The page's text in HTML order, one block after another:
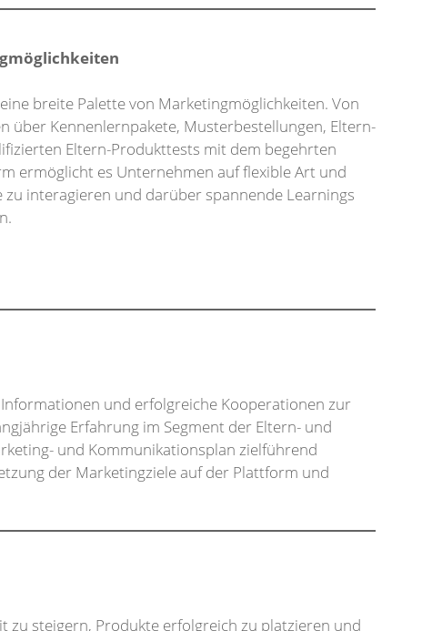
breite Palette von Marketingmöglichkeiten. Von
über Kennenlernpakete, Musterbestellungen, Eltern-
Eltern-Produkttests mit dem begehrten
ermöglicht es Unternehmen auf flexible Art und
interagieren und darüber spannende Learnings
und erfolgreiche Kooperationen zur
Erfahrung im Segment der Eltern- und
und Kommunikationsplan zielführend
der Marketingziele auf der Plattform und
zu steigern, Produkte erfolgreich zu platzieren und